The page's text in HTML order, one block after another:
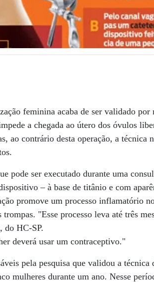
feminina acaba de ser validado
a chegada ao útero dos óvulos
ao contrário desta operação, a técnica
pode ser executado durante uma
– à base de titânio e com
promove um processo inflamatório
trompas. "Esse processo leva até três
do HC-SP.
deverá usar um contraceptivo."
pela pesquisa que validou a
mulheres durante um ano. Nesse